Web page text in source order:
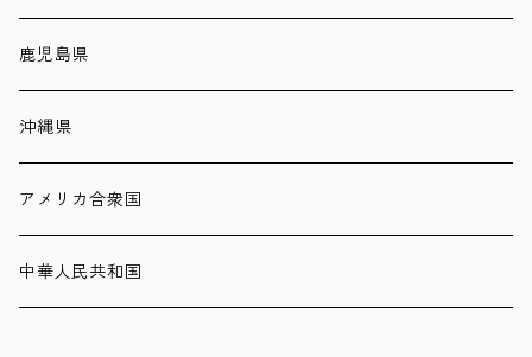
鹿児島県
沖縄県
アメリカ合衆国
中華人民共和国